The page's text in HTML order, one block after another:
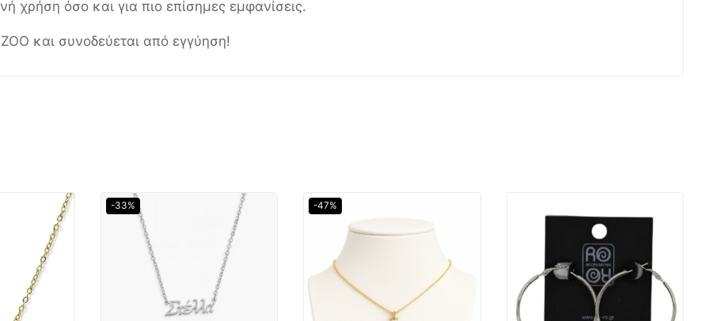
χρήση όσο και για πιο επίσημες εμφανίσεις.
και συνοδεύεται από εγγύηση!
-33% -47%